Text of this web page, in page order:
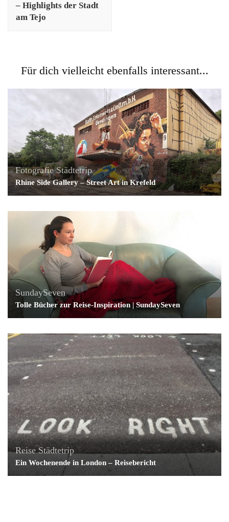
– Highlights der Stadt
am Tejo
Für dich vielleicht ebenfalls interessant...
Fotografie Städtetrip
Rhine Side Gallery – Street Art in Krefeld
SundaySeven
Tolle Bücher zur Reise-Inspiration | SundaySeven
Reise Städtetrip
Ein Wochenende in London – Reisebericht